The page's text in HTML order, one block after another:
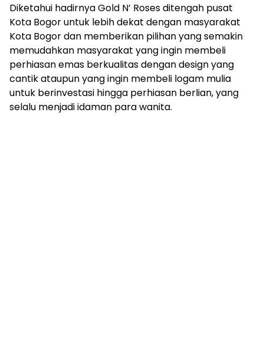
Diketahui hadirnya Gold N’ Roses ditengah pusat
Kota Bogor untuk lebih dekat dengan masyarakat
Kota Bogor dan memberikan pilihan yang semakin
memudahkan masyarakat yang ingin membeli
perhiasan emas berkualitas dengan design yang
cantik ataupun yang ingin membeli logam mulia
untuk berinvestasi hingga perhiasan berlian, yang
selalu menjadi idaman para wanita.